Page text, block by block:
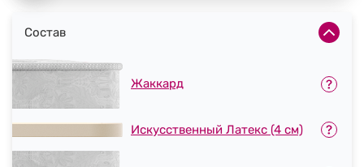
Состав
Жаккард
Искусcтвенный Латекс (4 см)